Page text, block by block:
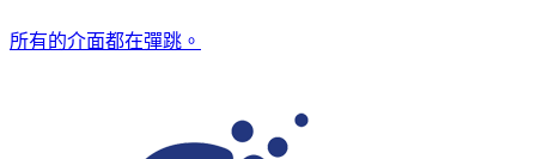
所有的介面都在彈跳。